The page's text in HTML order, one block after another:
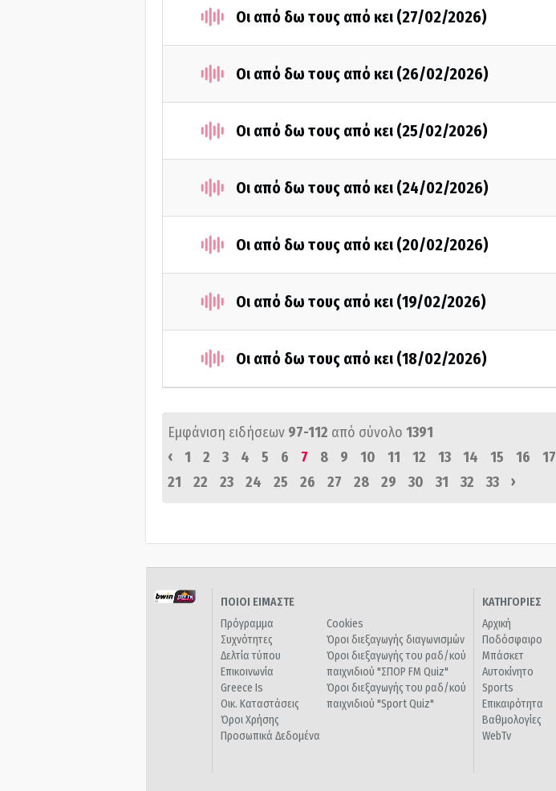
Οι από δω τους από κει (27/02/2026)
Οι από δω τους από κει (26/02/2026)
Οι από δω τους από κει (25/02/2026)
Οι από δω τους από κει (24/02/2026)
Οι από δω τους από κει (20/02/2026)
Οι από δω τους από κει (19/02/2026)
Οι από δω τους από κει (18/02/2026)
Εμφάνιση ειδήσεων 97-112 από σύνολο 1391
‹
1 2 3 4 5 6 7 8 9 10 11 12 13 14 15 16 17
21
22 23 24 25 26 27 28 29 30 31 32 33 ›
ΠΟΙΟΙ ΕΙΜΑΣΤΕ
Πρόγραμμα
Συχνότητες
Δελτία τύπου
Επικοινωνία
Greece Is
Οικ. Καταστάσεις
Όροι Χρήσης
Προσωπικά Δεδομένα
Cookies
Όροι διεξαγωγής διαγωνισμών
Όροι διεξαγωγής του ραδ/κού
παιχνιδιού "ΣΠΟΡ FM Quiz"
Όροι διεξαγωγής του ραδ/κού
παιχνιδιού "Sport Quiz"
ΚΑΤΗΓΟΡΙΕΣ
Αρχική
Ποδόσφαιρο
Μπάσκετ
Αυτοκίνητο
Sports
Επικαιρότητα
Βαθμολογίες
WebTv